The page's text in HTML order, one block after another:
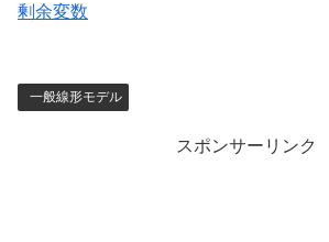
剰余変数
一般線形モデル
スポンサーリンク